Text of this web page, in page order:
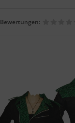
Bewertungen: